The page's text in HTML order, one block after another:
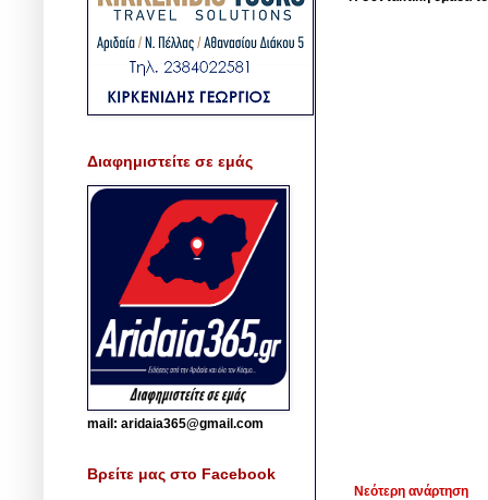
Νεότερη ανάρτηση
Διαφημιστείτε σε εμάς
mail: aridaia365@gmail.com
Βρείτε μας στο Facebook